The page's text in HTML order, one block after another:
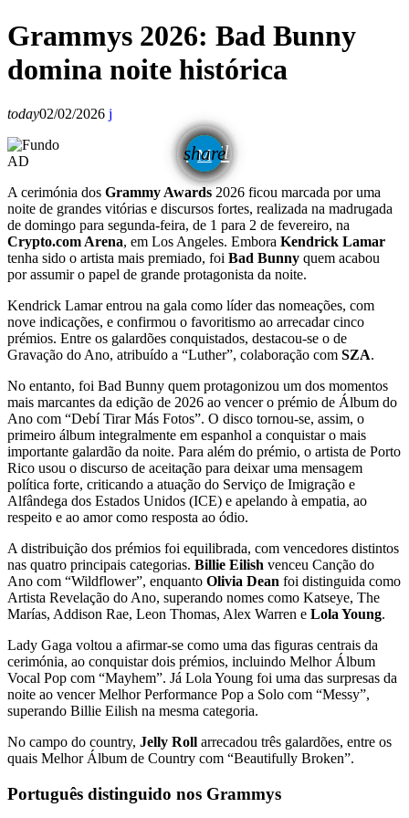
Grammys 2026: Bad Bunny
domina noite histórica
today02/02/2026
share
email
AD
A cerimónia dos Grammy Awards 2026 ficou marcada por uma
noite de grandes vitórias e discursos fortes, realizada na madrugada
de domingo para segunda-feira, de 1 para 2 de fevereiro, na
Crypto.com Arena, em Los Angeles. Embora Kendrick Lamar
tenha sido o artista mais premiado, foi Bad Bunny quem acabou
por assumir o papel de grande protagonista da noite.
Kendrick Lamar entrou na gala como líder das nomeações, com
nove indicações, e confirmou o favoritismo ao arrecadar cinco
prémios. Entre os galardões conquistados, destacou-se o de
Gravação do Ano, atribuído a “Luther”, colaboração com SZA.
No entanto, foi Bad Bunny quem protagonizou um dos momentos
mais marcantes da edição de 2026 ao vencer o prémio de Álbum do
Ano com “Debí Tirar Más Fotos”. O disco tornou-se, assim, o
primeiro álbum integralmente em espanhol a conquistar o mais
importante galardão da noite. Para além do prémio, o artista de Porto
Rico usou o discurso de aceitação para deixar uma mensagem
política forte, criticando a atuação do Serviço de Imigração e
Alfândega dos Estados Unidos (ICE) e apelando à empatia, ao
respeito e ao amor como resposta ao ódio.
A distribuição dos prémios foi equilibrada, com vencedores distintos
nas quatro principais categorias. Billie Eilish venceu Canção do
Ano com “Wildflower”, enquanto Olivia Dean foi distinguida como
Artista Revelação do Ano, superando nomes como Katseye, The
Marías, Addison Rae, Leon Thomas, Alex Warren e Lola Young.
Lady Gaga voltou a afirmar-se como uma das figuras centrais da
cerimónia, ao conquistar dois prémios, incluindo Melhor Álbum
Vocal Pop com “Mayhem”. Já Lola Young foi uma das surpresas da
noite ao vencer Melhor Performance Pop a Solo com “Messy”,
superando Billie Eilish na mesma categoria.
No campo do country, Jelly Roll arrecadou três galardões, entre os
quais Melhor Álbum de Country com “Beautifully Broken”.
Português distinguido nos Grammys